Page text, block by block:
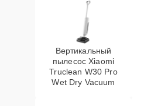
Вертикальный
пылесос Xiaomi
Truclean W30 Pro
Wet Dry Vacuum